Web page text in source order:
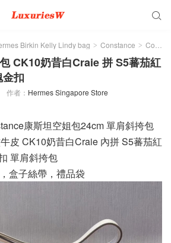

Birkin Kelly Lindy bag > Constance > Constance 24CM
CK10奶昔白Craie 拼 S5蕃茄紅
扣
作者： Hermes Singapore Store
康斯坦空姐包24cm 單肩斜挎包
皮 CK10奶昔白Craie 內拼 S5蕃茄紅
單肩斜挎包
盒子絲帶，禮品袋